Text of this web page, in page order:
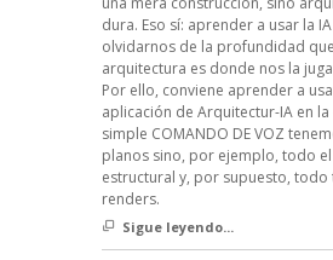
dura. Eso sí: aprender a usar la
olvidarnos de la profundidad
arquitectura es donde nos la
Por ello, conviene aprender a
aplicación de Arquitectur-IA en la
simple COMANDO DE VOZ
planos sino, por ejemplo, todo
estructural y, por supuesto, todo
renders.
Sigue leyendo...